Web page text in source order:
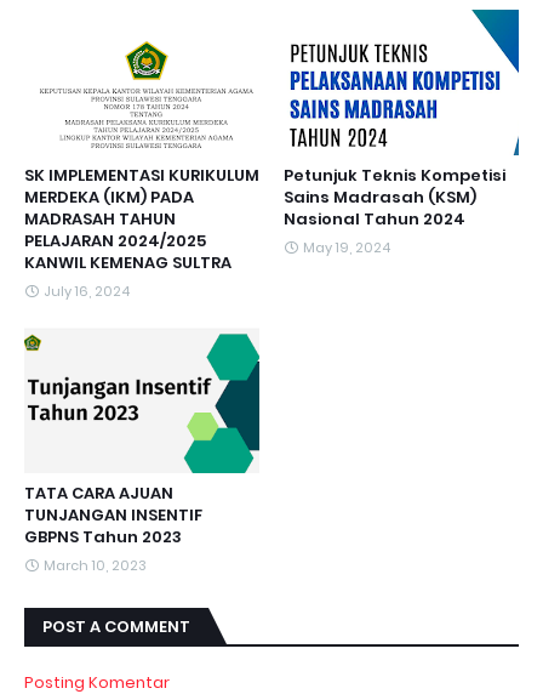
SK IMPLEMENTASI KURIKULUM
MERDEKA (IKM) PADA
MADRASAH TAHUN
PELAJARAN 2024/2025
KANWIL KEMENAG SULTRA
July 16, 2024
Petunjuk Teknis Kompetisi
Sains Madrasah (KSM)
Nasional Tahun 2024
May 19, 2024
TATA CARA AJUAN
TUNJANGAN INSENTIF
GBPNS Tahun 2023
March 10, 2023
POST A COMMENT
Posting Komentar